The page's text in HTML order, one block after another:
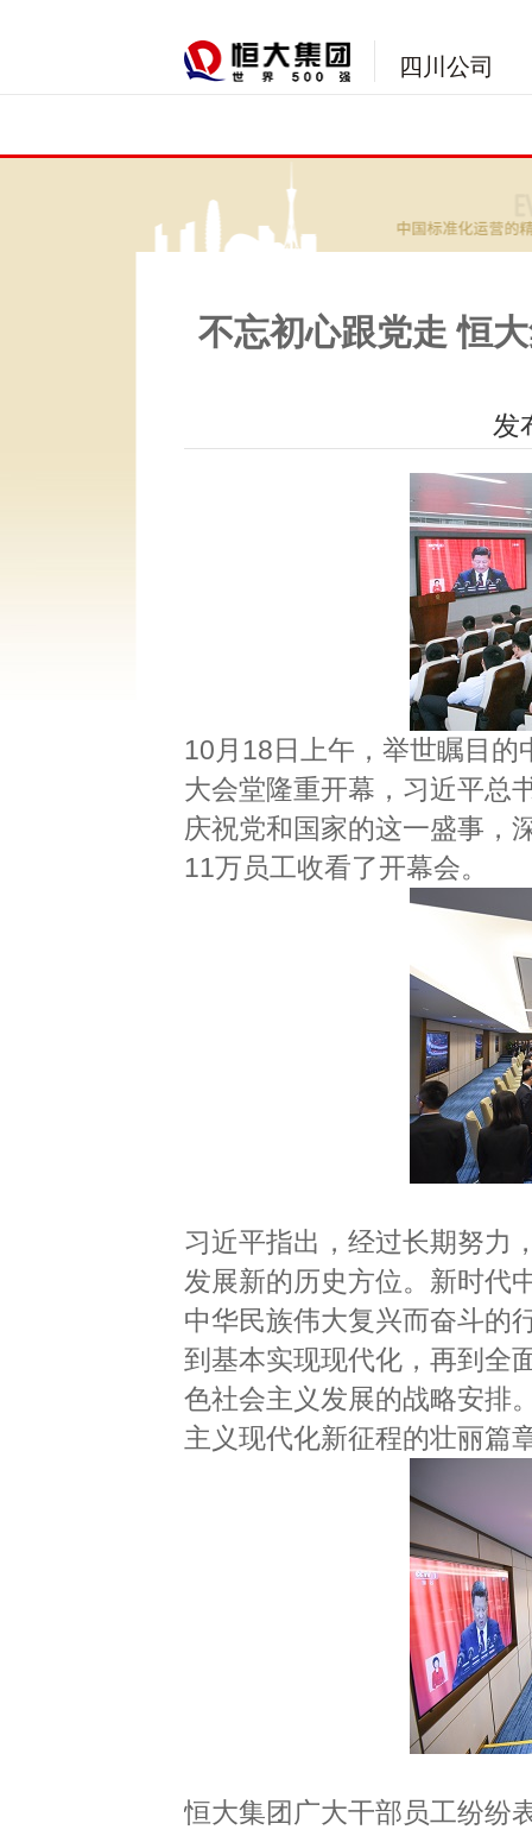
四川公司
不忘初心跟党走 恒
发
10月18日上午，举世瞩目
大会堂隆重开幕，习近平总
庆祝党和国家的这一盛事，
11万员工收看了开幕会。
习近平指出，经过长期努力
发展新的历史方位。新时代
中华民族伟大复兴而奋斗的
到基本实现现代化，再到全
色社会主义发展的战略安排
主义现代化新征程的壮丽篇
恒大集团广大干部员工纷纷